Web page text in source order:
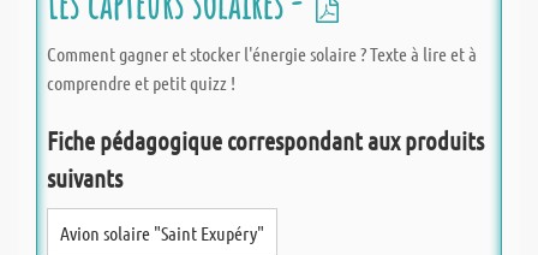
Comment gagner et stocker l'énergie solaire ? Texte à lire et à
comprendre et petit quizz !
Fiche pédagogique correspondant aux produits
suivants
Avion solaire "Saint Exupéry"